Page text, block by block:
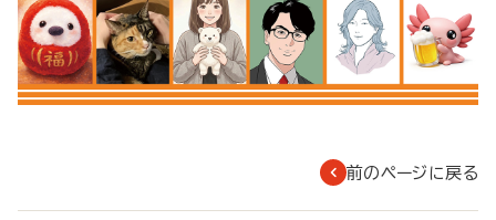
前のページに戻る